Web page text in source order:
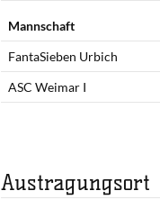
Mannschaft
FantaSieben Urbich
ASC Weimar I
Austragungsort